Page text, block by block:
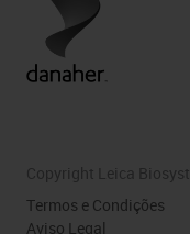
Copyright Leica
Termos e Condições
Aviso Legal